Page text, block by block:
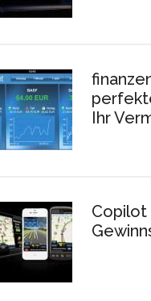
Ihr
Copilot